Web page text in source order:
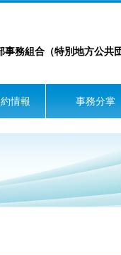
務組合（特別地方公共団
情報 事務分掌